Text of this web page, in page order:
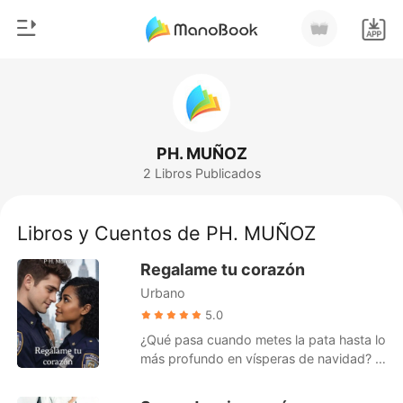
Salir
Instalar APP
Hombre Lobo
Romance
Urbano
Ranking
PH. MUÑOZ
2 Libros Publicados
Libros y Cuentos de PH. MUÑOZ
Regalame tu corazón
Urbano
5.0
¿Qué pasa cuando metes la pata hasta lo
más profundo en vísperas de navidad? O